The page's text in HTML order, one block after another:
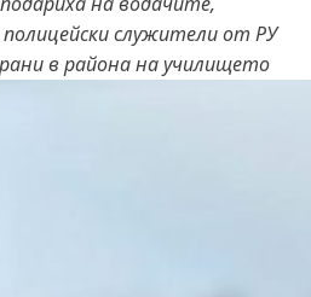
служители от РУ
в района на училището